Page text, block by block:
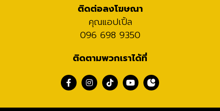
ติดต่อลงโฆษณา
คุณแอปเปิ้ล
096 698 9350
ติดตามพวกเราได้ที่